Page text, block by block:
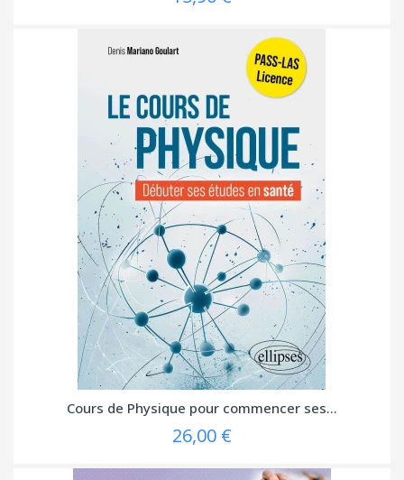
Cours de Physique pour commencer ses...
26,00 €